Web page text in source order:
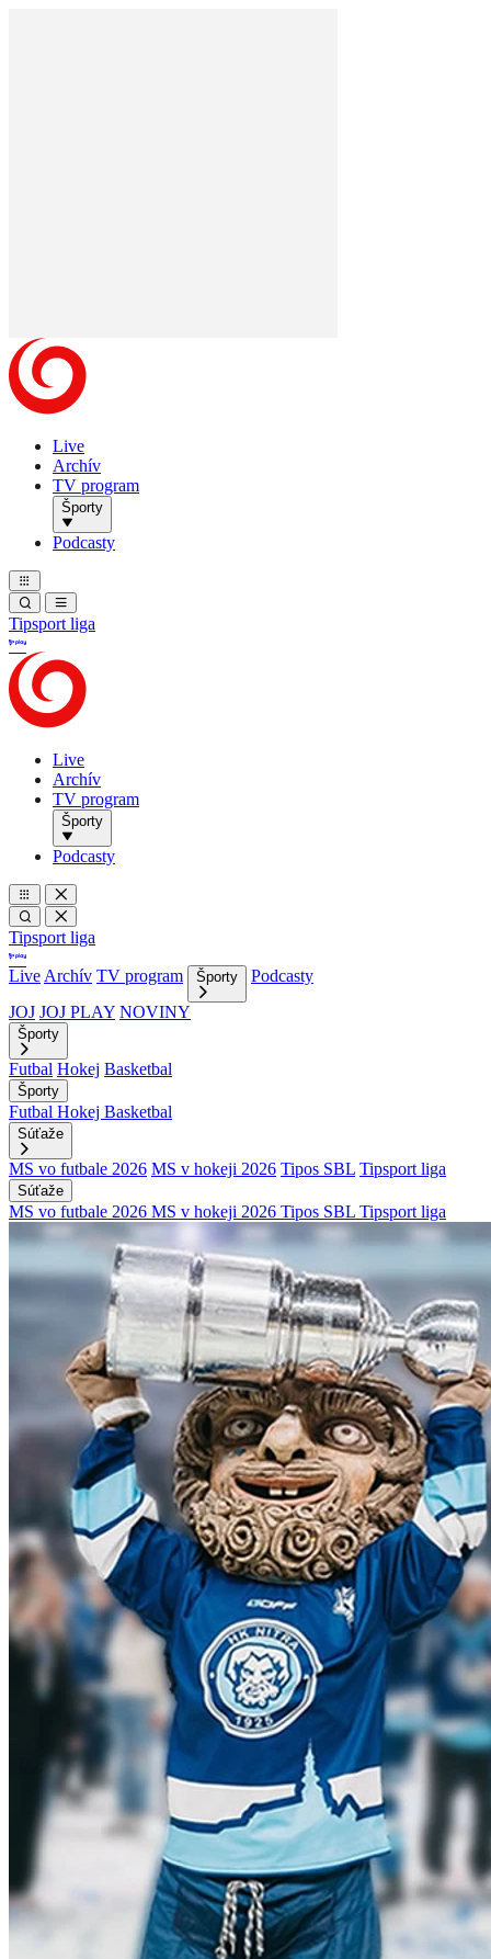
Live
Archív
TV program
Športy
Podcasty
Tipsport liga
Live
Archív
TV program
Športy
Podcasty
Tipsport liga
Live Archív TV program Športy
Podcasty
JOJ JOJ PLAY NOVINY
Športy
Futbal Hokej Basketbal
Športy
Futbal Hokej Basketbal
Súťaže
MS vo futbale 2026 MS v hokeji 2026 Tipos SBL Tipsport liga
Súťaže
MS vo futbale 2026 MS v hokeji 2026 Tipos SBL Tipsport liga